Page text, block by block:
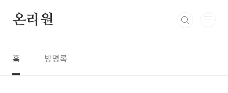
온리원
홈 방명록